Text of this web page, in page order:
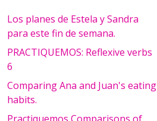
Los planes de Estela y Sandra
para este fin de semana.
PRACTIQUEMOS: Reflexive verbs
6
Comparing Ana and Juan's eating
habits.